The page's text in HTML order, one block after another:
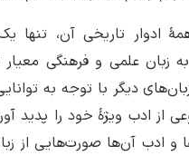
ادوار تاریخی آن، تنها
زبان علمی و فرهنگی معیار
دیگر با توجه به
از ادب ویژۀ خود را پدید
و ادب آن‌ها صورت‌هایی از